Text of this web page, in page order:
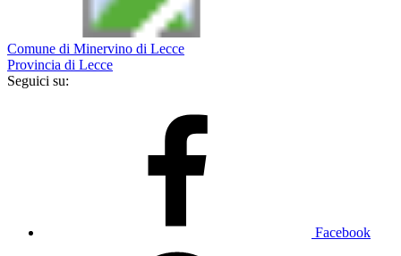
Comune di Minervino di Lecce
Provincia di Lecce
Seguici su:
Facebook